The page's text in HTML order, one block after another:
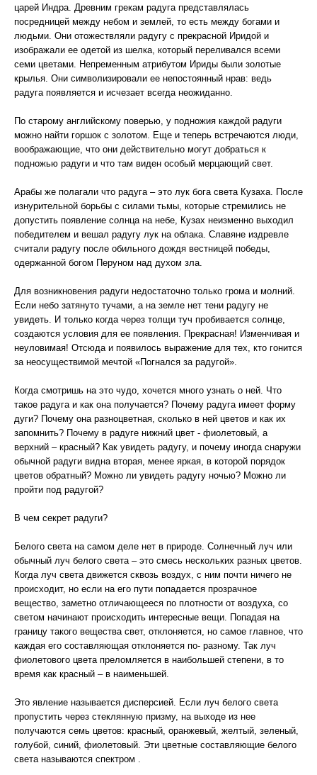
царей Индра. Древним грекам радуга представлялась
посредницей между небом и землей, то есть между богами и
людьми. Они отожествляли радугу с прекрасной Иридой и
изображали ее одетой из шелка, который переливался всеми
семи цветами. Непременным атрибутом Ириды были золотые
крылья. Они символизировали ее непостоянный нрав: ведь
радуга появляется и исчезает всегда неожиданно.
По старому английскому поверью, у подножия каждой радуги
можно найти горшок с золотом. Еще и теперь встречаются люди,
воображающие, что они действительно могут добраться к
подножью радуги и что там виден особый мерцающий свет.
Арабы же полагали что радуга – это лук бога света Кузаха. После
изнурительной борьбы с силами тьмы, которые стремились не
допустить появление солнца на небе, Кузах неизменно выходил
победителем и вешал радугу лук на облака. Славяне издревле
считали радугу после обильного дождя вестницей победы,
одержанной богом Перуном над духом зла.
Для возникновения радуги недостаточно только грома и молний.
Если небо затянуто тучами, а на земле нет тени радугу не
увидеть. И только когда через толщи туч пробивается солнце,
создаются условия для ее появления. Прекрасная! Изменчивая и
неуловимая! Отсюда и появилось выражение для тех, кто гонится
за неосуществимой мечтой «Погнался за радугой».
Когда смотришь на это чудо, хочется много узнать о ней. Что
такое радуга и как она получается? Почему радуга имеет форму
дуги? Почему она разноцветная, сколько в ней цветов и как их
запомнить? Почему в радуге нижний цвет - фиолетовый, а
верхний – красный? Как увидеть радугу, и почему иногда снаружи
обычной радуги видна вторая, менее яркая, в которой порядок
цветов обратный? Можно ли увидеть радугу ночью? Можно ли
пройти под радугой?
В чем секрет радуги?
Белого света на самом деле нет в природе. Солнечный луч или
обычный луч белого света – это смесь нескольких разных цветов.
Когда луч света движется сквозь воздух, с ним почти ничего не
происходит, но если на его пути попадается прозрачное
вещество, заметно отличающееся по плотности от воздуха, со
светом начинают происходить интересные вещи. Попадая на
границу такого вещества свет, отклоняется, но самое главное, что
каждая его составляющая отклоняется по- разному. Так луч
фиолетового цвета преломляется в наибольшей степени, в то
время как красный – в наименьшей.
Это явление называется дисперсией. Если луч белого света
пропустить через стеклянную призму, на выходе из нее
получаются семь цветов: красный, оранжевый, желтый, зеленый,
голубой, синий, фиолетовый. Эти цветные составляющие белого
света называются спектром .